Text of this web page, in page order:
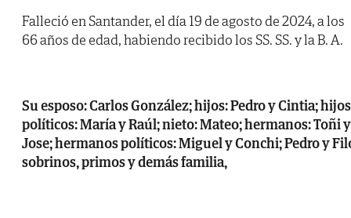
Falleció en Santander, el día 19 de agosto de 2024, a los
66 años de edad, habiendo recibido los SS. SS. y la B. A.
Su esposo: Carlos González; hijos: Pedro y Cintia; hijos
políticos: María y Raúl; nieto: Mateo; hermanos: Toñi y
Jose; hermanos políticos: Miguel y Conchi; Pedro y
sobrinos, primos y demás familia,